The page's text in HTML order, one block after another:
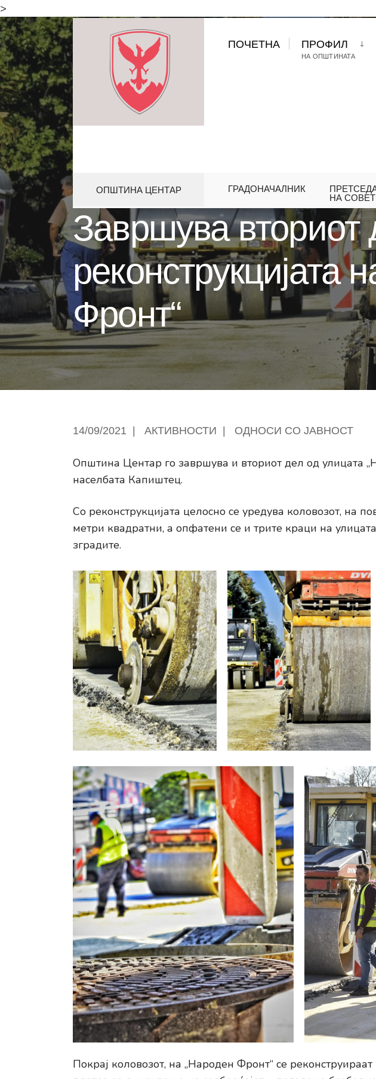
>
ПОЧЕТНА ПРОФИЛ
НА ОПШТИНАТА
ОПШТИНА ЦЕНТАР ГРАДОНАЧАЛНИК
НА СОВЕТ
HOME АКТИВНОСТИ ЗАВРШУВА ВТОРИОТ ДЕЛ
Завршува вториот
реконструкцијата
Фронт“
14/09/2021 АКТИВНОСТИ ОДНОСИ СО ЈАВНОСТ
Општина Центар го завршува и вториот дел од улицата
населбата Капиштец.
Со реконструкцијата целосно се уредува коловозот, на
метри квадратни, а опфатени се и трите краци на
зградите.
Покрај коловозот, на „Народен Фронт“ се